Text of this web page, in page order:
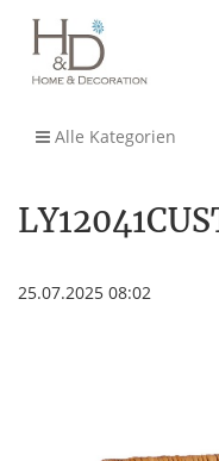
Alle Kategorien
25.07.2025 08:02